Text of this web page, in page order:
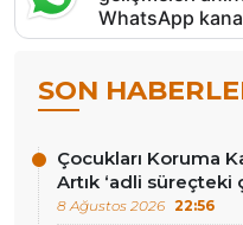
WhatsApp
SON
Çocukları Koruma
Artık ‘adli süreçteki
8 Ağustos 2026 22:56